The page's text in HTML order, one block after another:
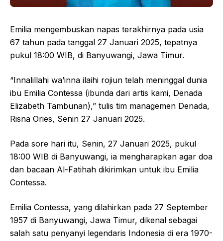
Emilia mengembuskan napas terakhirnya pada usia
67 tahun pada tanggal 27 Januari 2025, tepatnya
pukul 18:00 WIB, di Banyuwangi, Jawa Timur.
“Innalillahi wa’inna ilaihi rojiun telah meninggal dunia
ibu Emilia Contessa (ibunda dari artis kami, Denada
Elizabeth Tambunan),” tulis tim managemen Denada,
Risna Ories, Senin 27 Januari 2025.
Pada sore hari itu, Senin, 27 Januari 2025, pukul
18:00 WIB di Banyuwangi, ia mengharapkan agar doa
dan bacaan Al-Fatihah dikirimkan untuk ibu Emilia
Contessa.
Emilia Contessa, yang dilahirkan pada 27 September
1957 di Banyuwangi, Jawa Timur, dikenal sebagai
salah satu penyanyi legendaris Indonesia di era 1970-